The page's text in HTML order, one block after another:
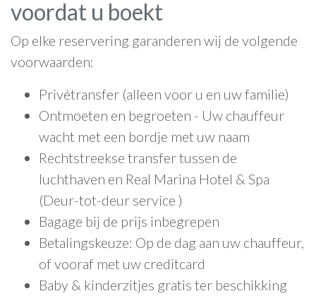
voordat u boekt
Op elke reservering garanderen wij de volgende
voorwaarden:
Privétransfer (alleen voor u en uw familie)
Ontmoeten en begroeten - Uw chauffeur
wacht met een bordje met uw naam
Rechtstreekse transfer tussen de
luchthaven en Real Marina Hotel & Spa
(Deur-tot-deur service )
Bagage bij de prijs inbegrepen
Betalingskeuze: Op de dag aan uw chauffeur,
of vooraf met uw creditcard
Baby & kinderzitjes gratis ter beschikking